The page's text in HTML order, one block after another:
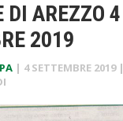
DI AREZZO 4
2019
| 4 SETTEMBRE 2019 |